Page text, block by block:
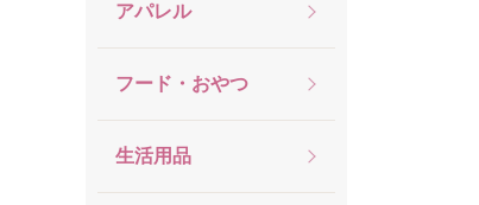
アパレル
フード・おやつ
生活用品